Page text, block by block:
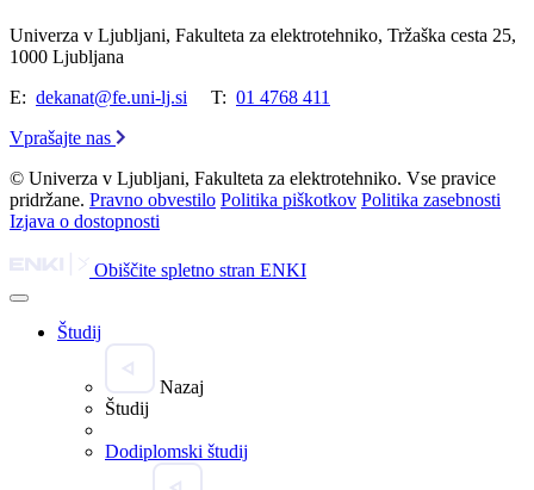
Univerza v Ljubljani, Fakulteta za elektrotehniko, Tržaška cesta 25,
1000 Ljubljana
E: dekanat@fe.uni-lj.si T: 01 4768 411
Vprašajte nas
© Univerza v Ljubljani, Fakulteta za elektrotehniko. Vse pravice
pridržane. Pravno obvestilo Politika piškotkov Politika zasebnosti
Izjava o dostopnosti
Obiščite spletno stran ENKI
Študij
Nazaj
Študij
Dodiplomski študij